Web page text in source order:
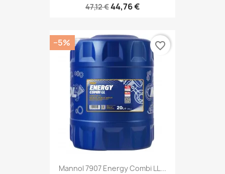
47,12 €44,76 €
Mannol 7907 Energy Combi LL...
−5% favorite_border